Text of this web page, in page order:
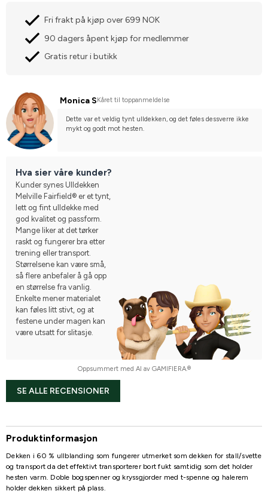
Fri frakt på kjøp over 699 NOK
90 dagers åpent kjøp for medlemmer
Gratis retur i butikk
Monica S Kåret til toppanmeldelse
Dette var et veldig tynt ulldekken, og det føles dessverre ikke
mykt og godt mot hesten.
Hva sier våre kunder?
Kunder synes Ulldekken
Melville Fairfield® er et tynt,
lett og fint ulldekke med
god kvalitet og passform.
Mange liker at det tørker
raskt og fungerer bra etter
trening eller transport.
Størrelsene kan være små,
så flere anbefaler å gå opp
en størrelse fra vanlig.
Enkelte mener materialet
kan føles litt stivt, og at
festene under magen kan
være utsatt for slitasje.
Oppsummert med AI av GAMIFIERA.®
SE ALLE RECENSIONER
Produktinformasjon
Dekken i 60 % ullblanding som fungerer utmerket som dekken for stall/svette
og transport da det effektivt transporterer bort fukt samtidig som det holder
hesten varm. Doble bogspenner og kryssgjorder med t-spenne og halerem
holder dekken sikkert på plass.